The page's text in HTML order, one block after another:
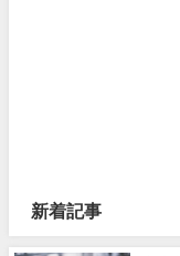
新着記事